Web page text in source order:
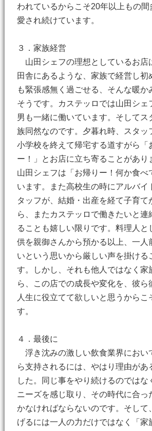
われているからこそ20年以上もの間
愛され続けています。
３．家族経営
山田シェフの理想としているお店
田舎にあるような、家族で経営し初
も緊張感無く過ごせる、そんな暖か
そうです。カステッロでは山田シェ
男も一緒に働いています。そしてス
族同然なのです。夕暮れ時、スタッ
小学校を終えて帰宅する道すがら「
ー！」とお店に立ち寄ることがあり
山田シェフは「お帰りー！何か食べ
います。また高校生の時にアルバイ
タッフが、結婚・出産を経て子育て
ら、またカステッロで働きたいと連
ることも嬉しい限りです。料理人と
供を親御さんから預かる以上、一人
いという思いから厳しい声を掛ける
す。しかし、それも他人ではなく家
ら、この店での成長や変化を、彼ら
人生に役立てて欲しいと思うからこ
す。
４．最後に
浮き沈みの激しい飲食業界におい
ら支持されるには、やはり理由があ
した。同じ事をやり続けるのではな
ニーズを感じ取り、その時代に合っ
かなければならないのです。そして
げるには一人の力だけではなく「家